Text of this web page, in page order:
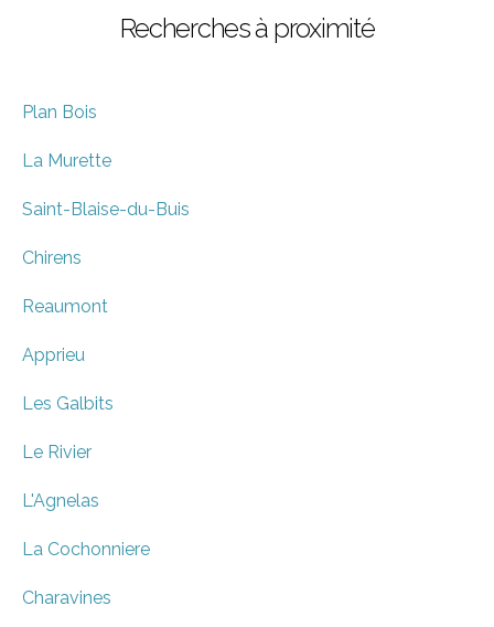
Recherches à proximité
Plan Bois
La Murette
Saint-Blaise-du-Buis
Chirens
Reaumont
Apprieu
Les Galbits
Le Rivier
L'Agnelas
La Cochonniere
Charavines